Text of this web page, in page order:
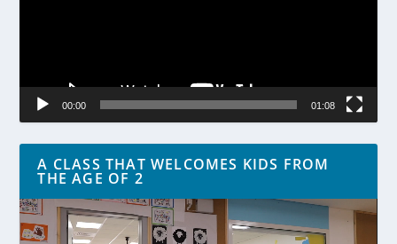
00:00 01:08
A CLASS THAT WELCOMES KIDS FROM
THE AGE OF 2
Lecteur
vidéo